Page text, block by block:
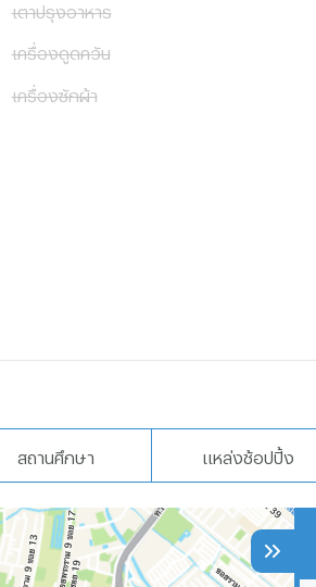
เตาปรุงอาหาร
เครื่องดูดควัน
เครื่องซักผ้า
สถานศึกษา แหล่งช้อปปิ้ง